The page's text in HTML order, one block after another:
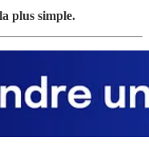
plus simple.